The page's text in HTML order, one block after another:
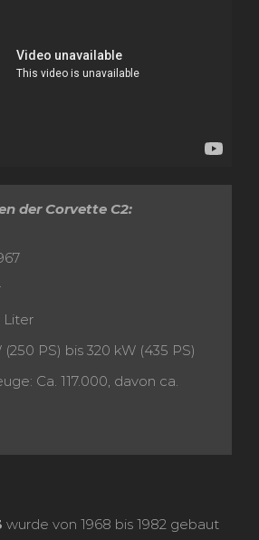
der Corvette C2:
Liter
PS) bis 320 kW (435 PS)
Ca. 117.000, davon ca.
wurde von 1968 bis 1982 gebaut